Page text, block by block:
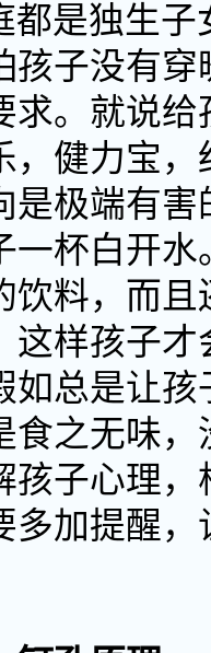
是独生子
孩子没有
求。就说给
，健力宝，
是极端有
一杯白开水
饮料，而
这样孩子
如总是让
食之无味
孩子心理
多加提醒